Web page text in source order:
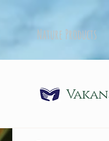
Nature Products